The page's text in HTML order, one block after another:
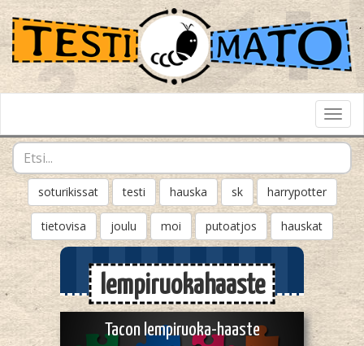
soturikissat testi hauska sk harrypotter
tietovisa joulu moi putoatjos hauskat
lempiruokahaaste
Tacon lempiruoka-haaste